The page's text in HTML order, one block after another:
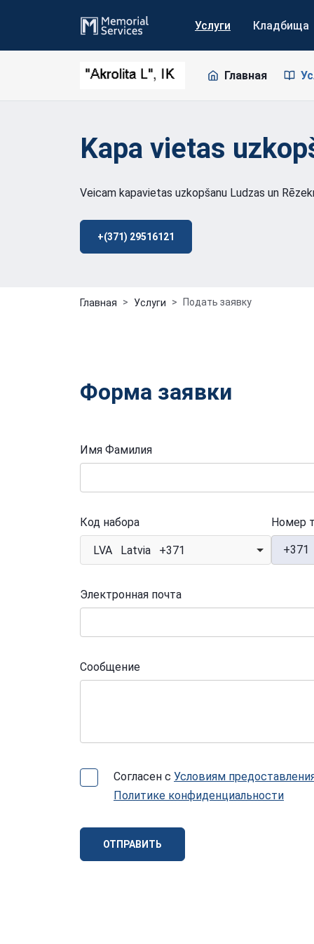
Услуги Кладбища
Главная
Kapa vietas
Veicam kapavietas uzkopšanu Ludzas un
+(371) 29516121
Главная Услуги Подать заявку
Форма заявки
Имя Фамилия
Код набора
LVA Latvia +371
Номер
+371
Электронная почта
Сообщение
Согласен с Условиям
Политике конфиденциальности
ОТПРАВИТЬ